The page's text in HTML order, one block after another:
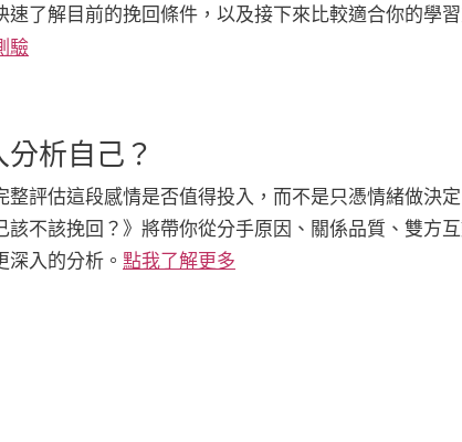
速了解目前的挽回條件，以及接下來比較適合你的學習
驗
析自己？
整評估這段感情是否值得投入，而不是只憑情緒做決
該不該挽回？》將帶你從分手原因、關係品質、雙方
深入的分析。 點我了解更多